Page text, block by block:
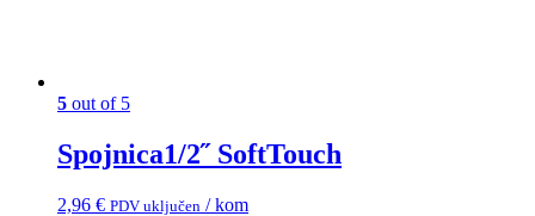
5 out of 5
Spojnica1/2˝ SoftTouch
2,96 € PDV uključen / kom